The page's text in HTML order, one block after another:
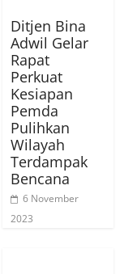
Ditjen Bina
Adwil Gelar
Rapat
Perkuat
Kesiapan
Pemda
Pulihkan
Wilayah
Terdampak
Bencana
6 November
2023